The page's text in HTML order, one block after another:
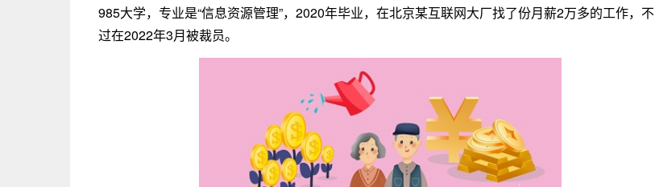
985大学，专业是“信息资源管理”，2020年毕业，在北京某互联网大厂找了份月薪2万多的工作，不
过在2022年3月被裁员。